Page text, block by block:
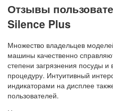
Отзывы
Silence Plus
Множество владельцев
машины качественно
степени загрязнения посуды
процедуру. Интуитивный
индикаторами на дисплее
пользователей.